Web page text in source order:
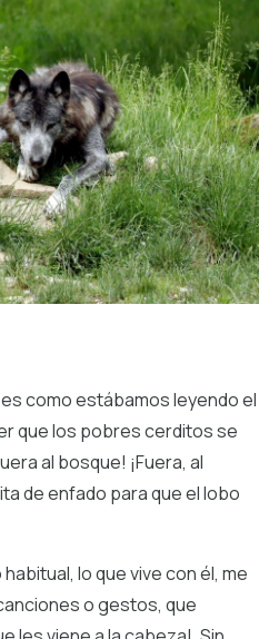
como estábamos leyendo el
que los pobres cerditos se
al bosque! ¡Fuera, al
de enfado para que el lobo
lo que vive con él, me
o gestos, que